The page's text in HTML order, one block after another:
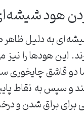
هود
به دلیل ظاهر
این هودها را
دو قاشق چایخوری
و سپس به نقاط
برای براق شدن و